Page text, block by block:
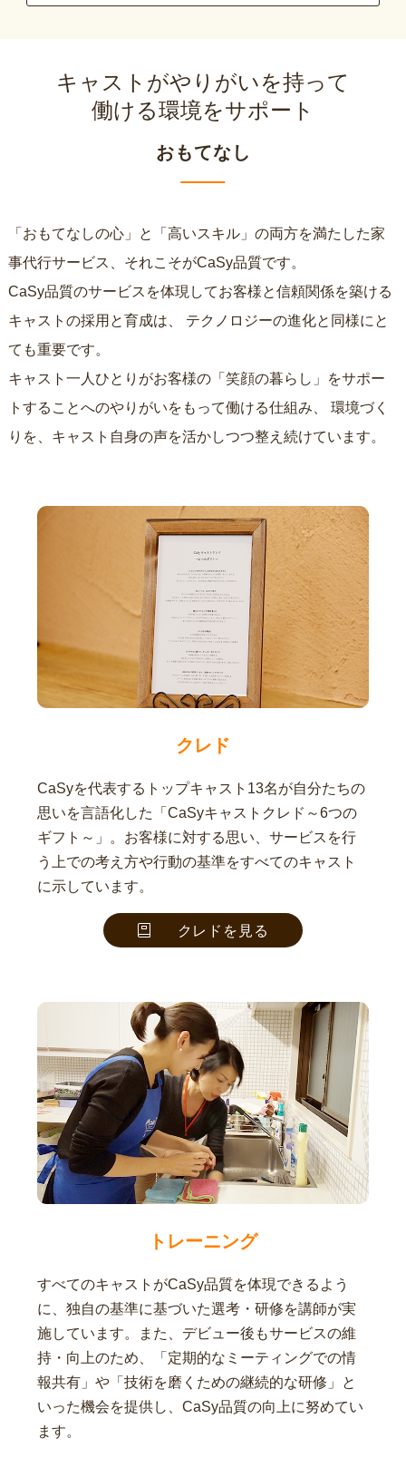
キャストがやりがいを持って
働ける環境をサポート
おもてなし
「おもてなしの心」と「高いスキル」の両方を満たした家
事代行サービス、それこそがCaSy品質です。
CaSy品質のサービスを体現してお客様と信頼関係を築ける
キャストの採用と育成は、
ても重要です。
キャスト一人ひとりがお客様の「笑顔の暮らし」をサポー
トすることへのやりがいをもって働ける仕組み、
りを、キャスト自身の声を活かしつつ整え続けています。
クレド
CaSyを代表するトップキャスト13名が自分たちの
思いを言語化した「CaSyキャストクレド～6つの
ギフト～」。お客様に対する思い、サービスを行
う上での考え方や行動の基準をすべてのキャスト
に示しています。
クレドを見る
トレーニング
すべてのキャストがCaSy品質を体現できるよう
に、独自の基準に基づいた選考・研修を講師が実
施しています。また、デビュー後もサービスの維
持・向上のため、「定期的なミーティングでの情
報共有」や「技術を磨くための継続的な研修」と
いった機会を提供し、CaSy品質の向上に努めてい
ます。